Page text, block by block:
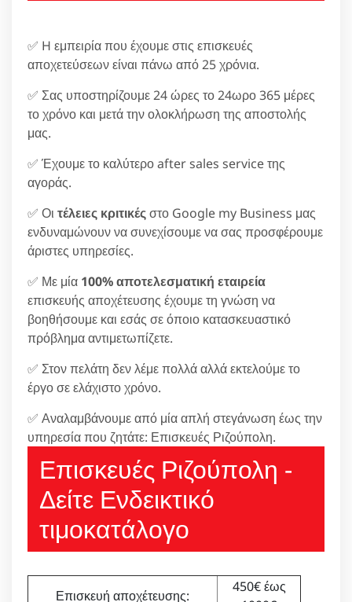
✅ H εμπειρία που έχουμε στις επισκευές
αποχετεύσεων είναι πάνω από 25 χρόνια.
✅ Σας υποστηρίζουμε 24 ώρες το 24ωρο 365 μέρες
το χρόνο και μετά την ολοκλήρωση της αποστολής
μας.
✅ Έχουμε το καλύτερο after sales service της
αγοράς.
✅ Οι τέλειες κριτικέςστο Google my Business μας
ενδυναμώνουν να συνεχίσουμε να σας προσφέρουμε
άριστες υπηρεσίες.
✅ Με μία 100% αποτελεσματική εταιρεία
επισκευής αποχέτευσης έχουμε τη γνώση να
βοηθήσουμε και εσάς σε όποιο κατασκευαστικό
πρόβλημα αντιμετωπίζετε.
✅ Στον πελάτη δεν λέμε πολλά αλλά εκτελούμε το
έργο σε ελάχιστο χρόνο.
✅ Αναλαμβάνουμε από μία απλή στεγάνωση έως την
υπηρεσία που ζητάτε: Επισκευές Ριζούπολη.
Επισκευές Ριζούπολη -
Δείτε Ενδεικτικό
τιμοκατάλογο
Επισκευή αποχέτευσης:
450€ έως